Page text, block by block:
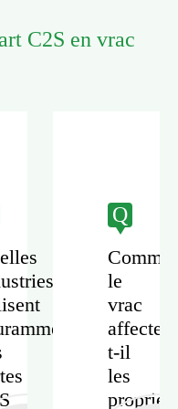
C2S en vrac
Q
le
vrac
affecte-
t-il
les